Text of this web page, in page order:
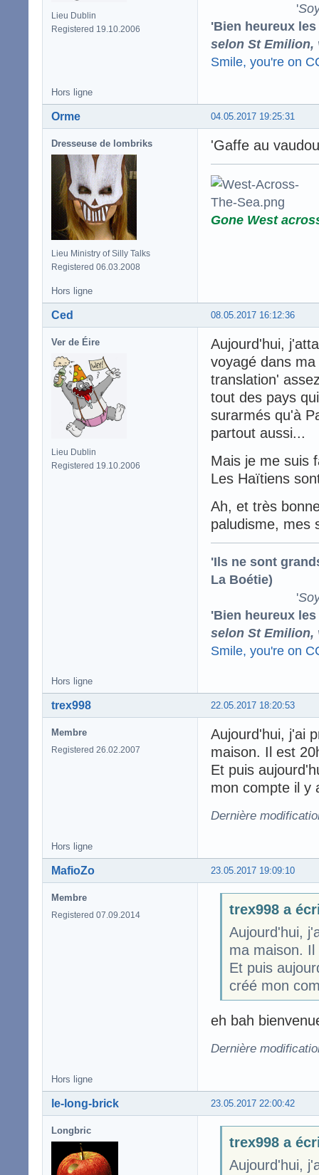
Lieu Dublin
Registered 19.10.2006
'
'Bien heureux
selon St Emilion,
Smile, you're on
Hors ligne
04.05.2017 19:25:31
Orme
Dresseuse de lombriks
Lieu Ministry of Silly Talks
Registered 06.03.2008
'Gaffe au
Gone West
Hors ligne
08.05.2017 16:12:36
Ced
Ver de Éire
Lieu Dublin
Registered 19.10.2006
Aujourd'hui,
voyagé dans
translation'
tout des pays
surarmés qu'à
partout aussi...
Mais je me suis
Les Haïtiens
Ah, et très
paludisme, mes
'Ils ne sont
La Boétie)
'
'Bien heureux
selon St Emilion,
Smile, you're on
Hors ligne
22.05.2017 18:20:53
trex998
Membre
Registered 26.02.2007
Aujourd'hui, j'ai
maison. Il est
Et puis
mon compte il y
Dernière
Hors ligne
23.05.2017 19:09:10
MafioZo
Membre
Registered 07.09.2014
trex998 a
Aujourd'hui,
ma maison.
Et puis
créé mon
eh bah
Dernière
Hors ligne
23.05.2017 22:00:42
le-long-brick
Longbric
trex998 a
Aujourd'hui,